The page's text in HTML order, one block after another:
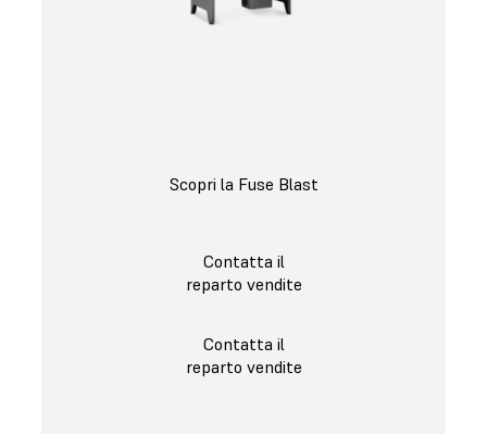
Scopri la Fuse Blast
Contatta il
reparto vendite
Contatta il
reparto vendite